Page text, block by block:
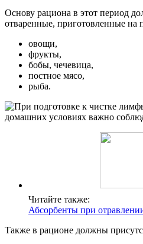
Основу рациона в этот период
отваренные, приготовленные на
овощи,
фрукты,
бобы, чечевица,
постное мясо,
рыба.
Читайте также:
Абсорбенты при
Также в рационе должны